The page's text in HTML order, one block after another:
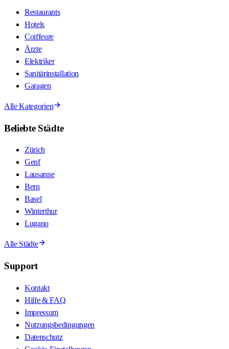
Restaurants
Hotels
Coiffeure
Ärzte
Elektriker
Sanitärinstallation
Garagen
Alle Kategorien
Beliebte Städte
Zürich
Genf
Lausanne
Bern
Basel
Winterthur
Lugano
Alle Städte
Support
Kontakt
Hilfe & FAQ
Impressum
Nutzungsbedingungen
Datenschutz